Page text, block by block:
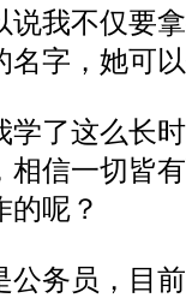
说我不仅要
字，她可以
学了这么长
相信一切皆
的呢？
公务员，目前